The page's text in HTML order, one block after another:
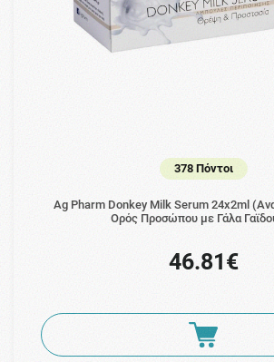
378 Πόντοι
Ag Pharm Donkey Milk Serum 24x2ml
Ορός Προσώπου με Γάλα
46.81€